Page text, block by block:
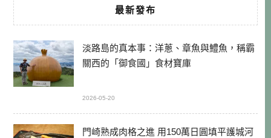
最新發布
淡路島的真本事：洋蔥、章魚與鱧魚，稱霸
關西的「御食國」食材寶庫
2026-05-20
門崎熟成肉格之進 用150萬日圓填平護城河